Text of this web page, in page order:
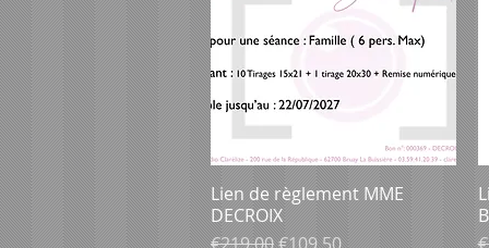
Aperçu rapide
Lien de règlement MME
DECROIX
Prix originalPrix promotionnel